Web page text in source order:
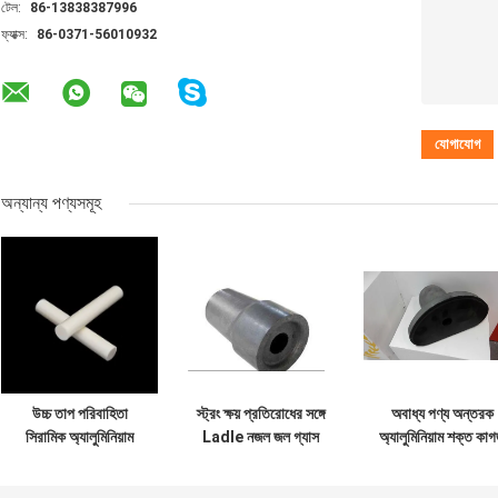
টেল:
86-13838387996
ফ্যাক্স:
86-0371-56010932
অন্যান্য পণ্যসমূহ
উচ্চ তাপ পরিবাহিতা
সিরামিক অ্যালুমিনিয়াম
স্ট্রং ক্ষয় প্রতিরোধের সঙ্গে
Ladle নজল জল গ্যাস
অবাধ্য পণ্য অন্তরক
অ্যালুমিনিয়াম শক্ত